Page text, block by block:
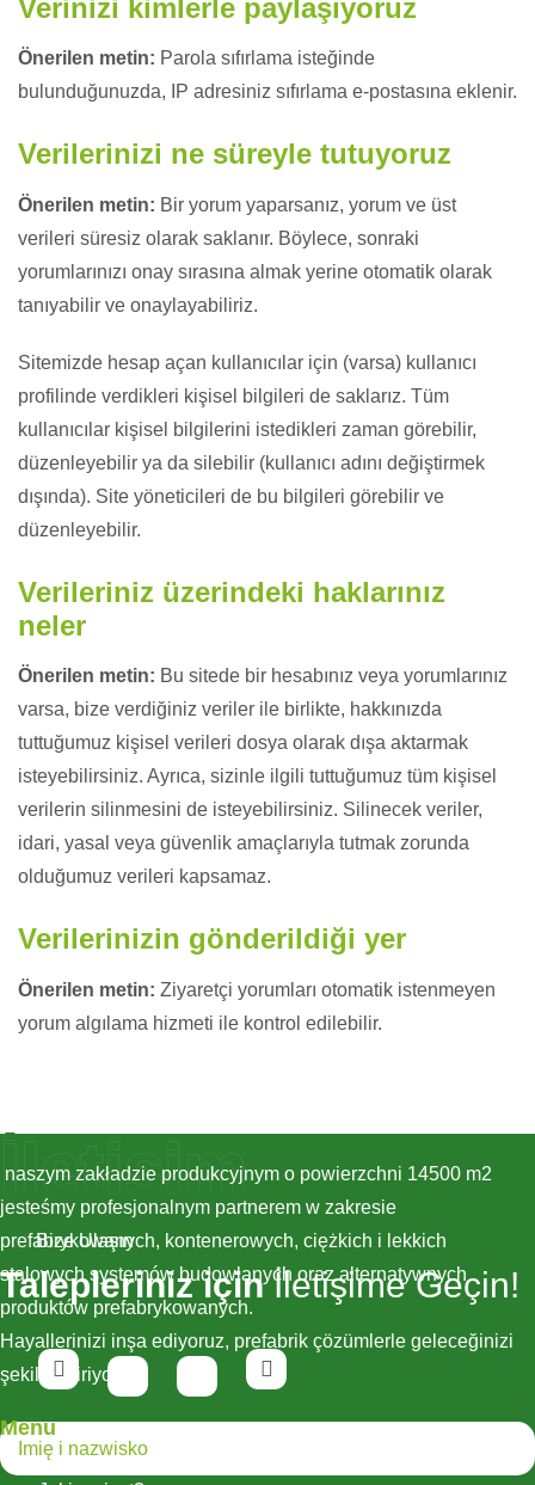
Verinizi kimlerle paylaşıyoruz
Önerilen metin: Parola sıfırlama isteğinde
bulunduğunuzda, IP adresiniz sıfırlama e-postasına eklenir.
Verilerinizi ne süreyle tutuyoruz
Önerilen metin: Bir yorum yaparsanız, yorum ve üst
verileri süresiz olarak saklanır. Böylece, sonraki
yorumlarınızı onay sırasına almak yerine otomatik olarak
tanıyabilir ve onaylayabiliriz.
Sitemizde hesap açan kullanıcılar için (varsa) kullanıcı
profilinde verdikleri kişisel bilgileri de saklarız. Tüm
kullanıcılar kişisel bilgilerini istedikleri zaman görebilir,
düzenleyebilir ya da silebilir (kullanıcı adını değiştirmek
dışında). Site yöneticileri de bu bilgileri görebilir ve
düzenleyebilir.
Verileriniz üzerindeki haklarınız
neler
Önerilen metin: Bu sitede bir hesabınız veya yorumlarınız
varsa, bize verdiğiniz veriler ile birlikte, hakkınızda
tuttuğumuz kişisel verileri dosya olarak dışa aktarmak
isteyebilirsiniz. Ayrıca, sizinle ilgili tuttuğumuz tüm kişisel
verilerin silinmesini de isteyebilirsiniz. Silinecek veriler,
idari, yasal veya güvenlik amaçlarıyla tutmak zorunda
olduğumuz verileri kapsamaz.
Verilerinizin gönderildiği yer
Önerilen metin: Ziyaretçi yorumları otomatik istenmeyen
yorum algılama hizmeti ile kontrol edilebilir.
naszym zakładzie produkcyjnym o powierzchni 14500 m2
jesteśmy profesjonalnym partnerem w zakresie
prefabrykowanych, kontenerowych, ciężkich i lekkich
stalowych systemów budowlanych oraz alternatywnych
produktów prefabrykowanych.
Menu
İletişim
Bize Ulaşın
Talepleriniz içinİletişime Geçin!
Hayallerinizi inşa ediyoruz, prefabrik çözümlerle geleceğinizi
şekillendiriyoruz!